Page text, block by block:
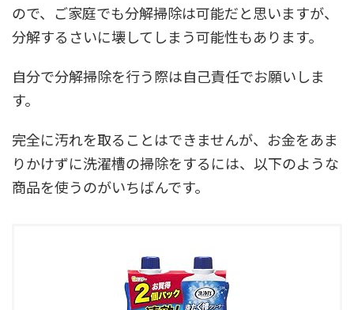
ので、ご家庭でも分解掃除は可能だと思いますが、
分解するさいに壊してしまう可能性もあります。
自分で分解掃除を行う際は自己責任でお願いしま
す。
完全に汚れを取ることはできませんが、お金をあま
りかけずに洗濯槽の掃除をするには、以下のような
商品を使うのがいちばんです。